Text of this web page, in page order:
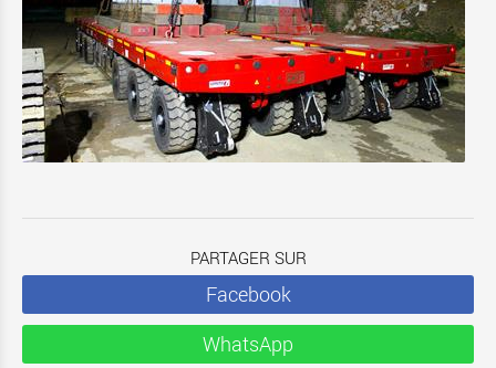
PARTAGER SUR
Facebook
WhatsApp